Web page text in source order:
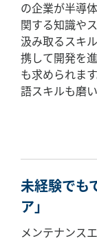
の企業が半導
関する知識や
汲み取るスキ
携して開発を
も求められま
語スキルも磨
未経験でも
ア」
メンテナンス